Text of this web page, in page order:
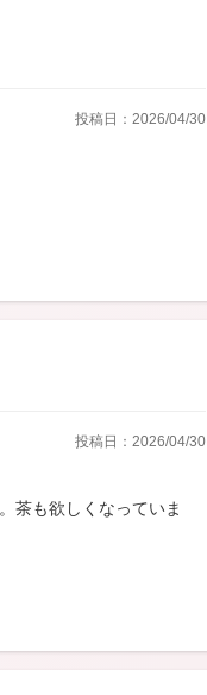
投稿日：2026/04/30
投稿日：2026/04/30
茶も欲しくなっていま